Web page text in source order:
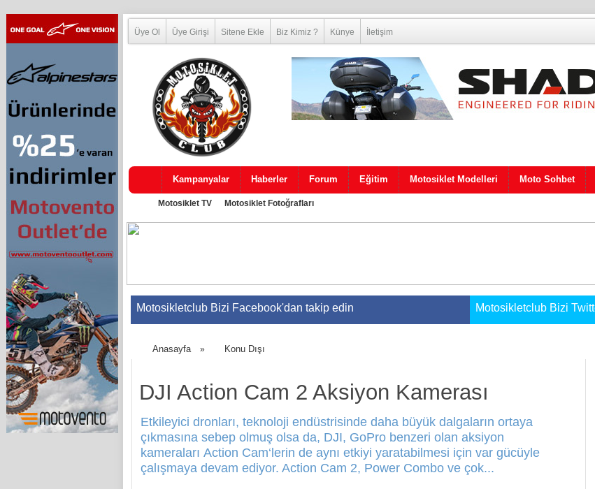
Üye Ol Üye Girişi Sitene Ekle Biz Kimiz ? Künye İletişim
Kampanyalar Haberler Forum Eğitim Motosiklet Modelleri Moto Sohbet
Motosiklet TV Motosiklet Fotoğrafları
Motosikletclub Bizi Facebook'dan takip edin Motosikletclub Bizi
Anasayfa » Konu Dışı
DJI Action Cam 2 Aksiyon Kamerası
Etkileyici dronları, teknoloji endüstrisinde daha büyük dalgaların ortaya
çıkmasına sebep olmuş olsa da, DJI, GoPro benzeri olan aksiyon
kameraları Action Cam‘lerin de aynı etkiyi yaratabilmesi için var gücüyle
çalışmaya devam ediyor. Action Cam 2, Power Combo ve çok...